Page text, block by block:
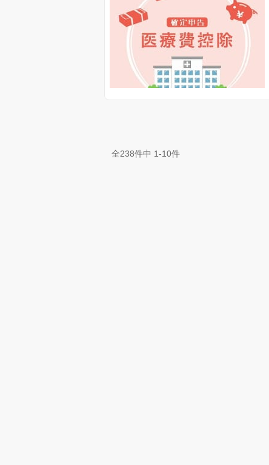
全238件中 1-10件